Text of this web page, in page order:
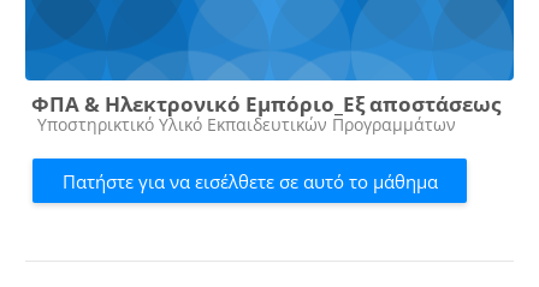
ΦΠΑ & Ηλεκτρονικό Εμπόριο_Εξ αποστάσεως
Κατηγορία μαθήματος
Υποστηρικτικό Υλικό Εκπαιδευτικών Προγραμμάτων
Πατήστε για να εισέλθετε σε αυτό το μάθημα